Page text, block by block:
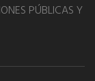
PÚBLICAS Y